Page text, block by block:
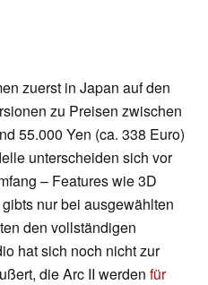
zuerst in Japan auf den
zu Preisen zwischen
55.000 Yen (ca. 338 Euro)
unterscheiden sich vor
– Features wie 3D
nur bei ausgewählten
den vollständigen
hat sich noch nicht zur
die Arc II werden für